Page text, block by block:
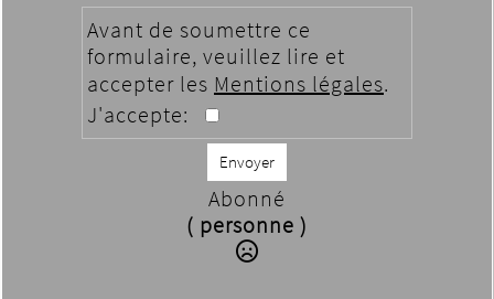
Avant de soumettre ce
formulaire, veuillez lire et
accepter les Mentions légales.
J'accepte:
Envoyer
Abonné
( personne )